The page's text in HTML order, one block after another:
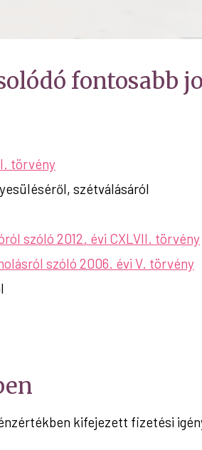
fontosabb
törvény
szétválásáról
szóló 2012. évi CXLVII. törvény
szóló 2006. évi V. törvény
kifejezett fizetési